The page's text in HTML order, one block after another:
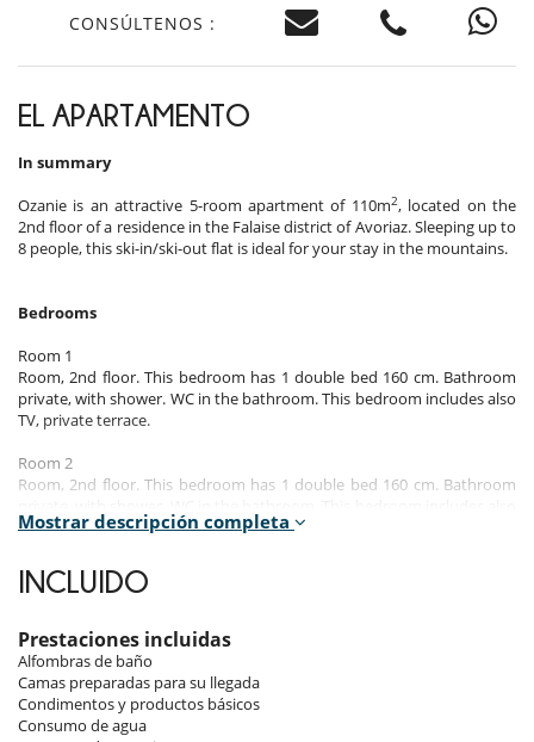
CONSÚLTENOS :
EL APARTAMENTO
In summary
Ozanie is an attractive 5-room apartment of 110m2, located on the
2nd floor of a residence in the Falaise district of Avoriaz. Sleeping up to
8 people, this ski-in/ski-out flat is ideal for your stay in the mountains.
Bedrooms
Room 1
Room, 2nd floor. This bedroom has 1 double bed 160 cm. Bathroom
private, with shower. WC in the bathroom. This bedroom includes also
TV, private terrace.
Room 2
Room, 2nd floor. This bedroom has 1 double bed 160 cm. Bathroom
TV, balcony.
Room 3
Room, 2nd floor. This bedroom has 1 double bed 160 cm. Bathroom
balcony.
Room 4
Room, 2nd floor. This bedroom has 1 twin beds Super king size.
Bathroom private, with bathtub. WC are shared. This bedroom
Mostrar descripción completa
INCLUIDO
Prestaciones incluidas
Alfombras de baño
Camas preparadas para su llegada
Condimentos y productos básicos
Consumo de agua